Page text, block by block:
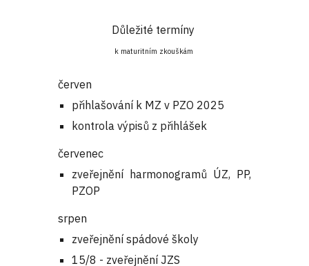
Důležité termíny
k maturitním zkouškám
červen
přihlašování k MZ v PZO 2025
kontrola výpisů z přihlášek
červenec
zveřejnění harmonogramů ÚZ, PP,
PZOP
srpen
zveřejnění spádové školy
15/8 - zveřejnění JZS